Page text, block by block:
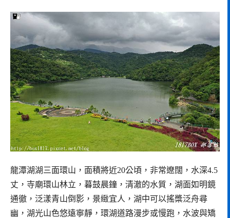
龍潭湖湖三面環山，面積將近20公頃，非常遼闊，水深4.5
丈，寺廟環山林立，暮鼓晨鐘，清澈的水質，湖面如明鏡
通徹，泛漾青山倒影，景緻宜人，湖中可以搖槳泛舟尋
幽，湖光山色悠遠寧靜，環湖道路漫步或慢跑，水波與矯